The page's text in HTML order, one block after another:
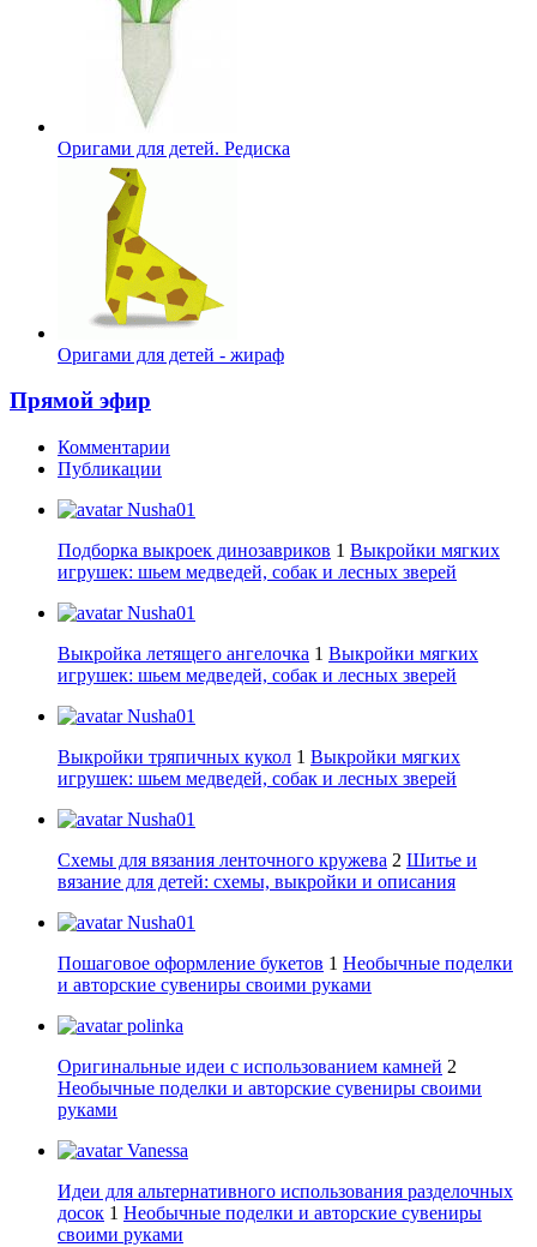
Оригами для детей. Редиска
Оригами для детей - жираф
Прямой эфир
Комментарии
Публикации
Nusha01
Подборка выкроек динозавриков 1 Выкройки мягких
игрушек: шьем медведей, собак и лесных зверей
Nusha01
Выкройка летящего ангелочка 1 Выкройки мягких
игрушек: шьем медведей, собак и лесных зверей
Nusha01
Выкройки тряпичных кукол 1 Выкройки мягких
игрушек: шьем медведей, собак и лесных зверей
Nusha01
Схемы для вязания ленточного кружева 2 Шитье и
вязание для детей: схемы, выкройки и описания
Nusha01
Пошаговое оформление букетов 1 Необычные поделки
и авторские сувениры своими руками
polinka
Оригинальные идеи с использованием камней 2
Необычные поделки и авторские сувениры своими
руками
Vanessa
Идеи для альтернативного использования разделочных
досок 1 Необычные поделки и авторские сувениры
своими руками